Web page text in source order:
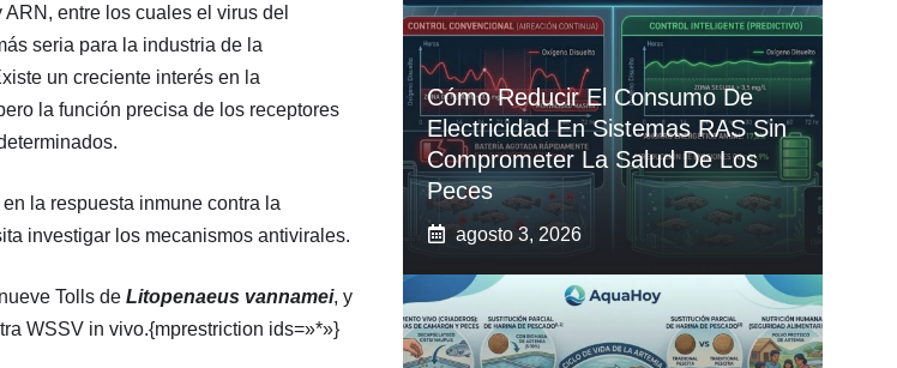
entre los cuales el virus del
seria para la industria de la
un creciente interés en la
la función precisa de los receptores
la respuesta inmune contra la
investigar los mecanismos antivirales.
Tolls de Litopenaeus vannamei, y
WSSV in vivo.{mprestriction ids=»*»}
Cómo Reducir El Consumo De
Electricidad En Sistemas RAS Sin
Comprometer La Salud De Los
Peces
agosto 3, 2026